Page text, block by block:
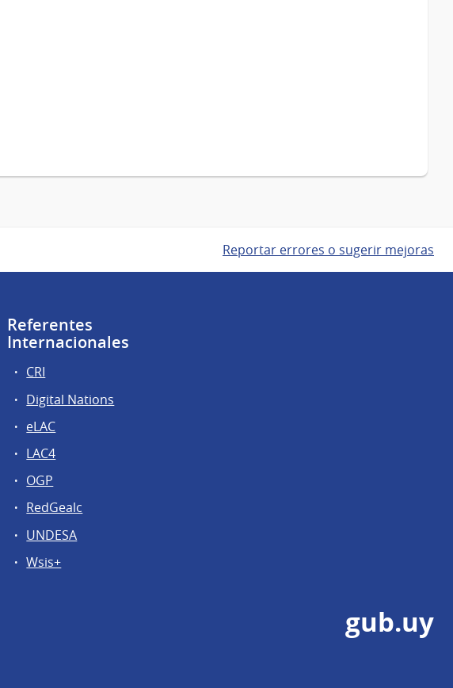
Reportar errores o sugerir mejoras
Referentes
Internacionales
CRI
Digital Nations
eLAC
LAC4
OGP
RedGealc
UNDESA
Wsis+
gub.uy